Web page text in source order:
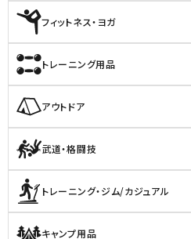
フィットネス・ヨガ
トレーニング用品
アウトドア
武道・格闘技
トレーニング・ジム/カジュアル
キャンプ用品